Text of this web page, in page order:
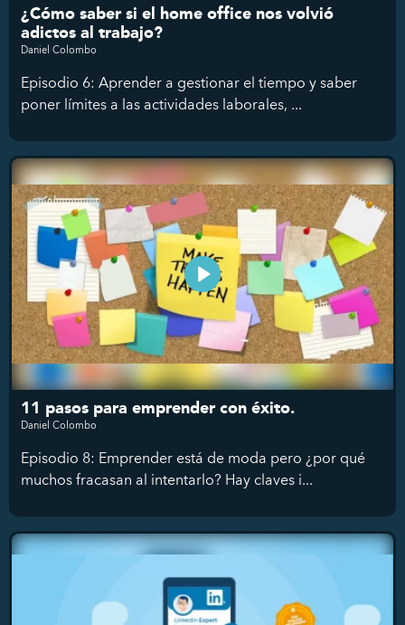
¿Cómo saber si el home office nos volvió
adictos al trabajo?
Daniel Colombo
Episodio 6: Aprender a gestionar el tiempo y saber
poner límites a las actividades laborales, ...
11 pasos para emprender con éxito.
Daniel Colombo
Episodio 8: Emprender está de moda pero ¿por qué
muchos fracasan al intentarlo? Hay claves i...